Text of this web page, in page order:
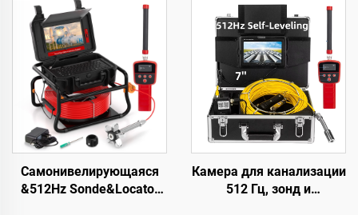
Самонивелирующаяся
&512Hz Sonde&Locator
Камера для канализации
512 Гц, зонд и